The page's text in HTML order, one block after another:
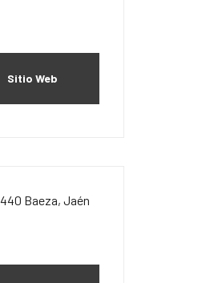
Sitio Web
Baeza, Jaén